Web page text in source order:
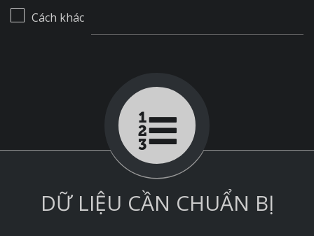
Cách khác
DỮ LIỆU CẦN CHUẨN BỊ